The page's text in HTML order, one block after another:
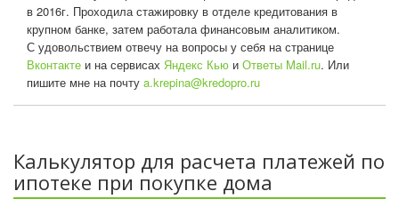
в 2016г. Проходила стажировку в отделе кредитования в
крупном банке, затем работала финансовым аналитиком.
С удовольствием отвечу на вопросы у себя на странице
Вконтакте и на сервисах Яндекс Кью и Ответы Mail.ru. Или
пишите мне на почту a.krepina@kredopro.ru
Калькулятор для расчета платежей по
ипотеке при покупке дома